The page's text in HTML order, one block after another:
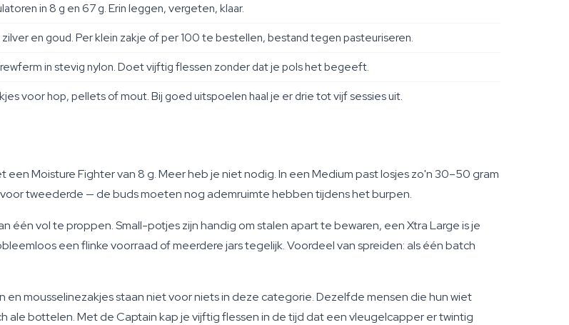
in 8 g en 67 g. Erin leggen, vergeten, klaar.
en goud. Per klein zakje of per 100 te bestellen, bestand tegen pasteuriseren.
in stevig nylon. Doet vijftig flessen zonder dat je pols het begeeft.
voor hop, pellets of mout. Bij goed uitspoelen haal je er drie tot vijf sessies uit.
Moisture Fighter van 8 g. Meer heb je niet nodig. In een Medium past losjes zo'n 30–50 gram
tweederde — de buds moeten nog ademruimte hebben tijdens het burpen.
één vol te proppen. Small-potjes zijn handig om stalen apart te bewaren, een Xtra Large is je
een flinke voorraad of meerdere jars tegelijk. Voordeel van spreiden: als één batch
en mousselinezakjes staan niet voor niets in deze categorie. Dezelfde mensen die hun wiet
ale bottelen. Met de Captain kap je vijftig flessen in de tijd dat een vleugelcapper er twintig